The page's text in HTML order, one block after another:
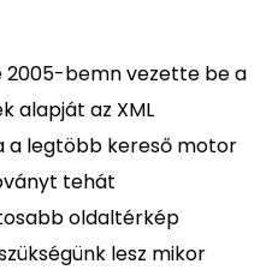
2005-bemn vezette be a
alapját az XML
a legtöbb kereső motor
tehát
oldaltérkép
lesz mikor